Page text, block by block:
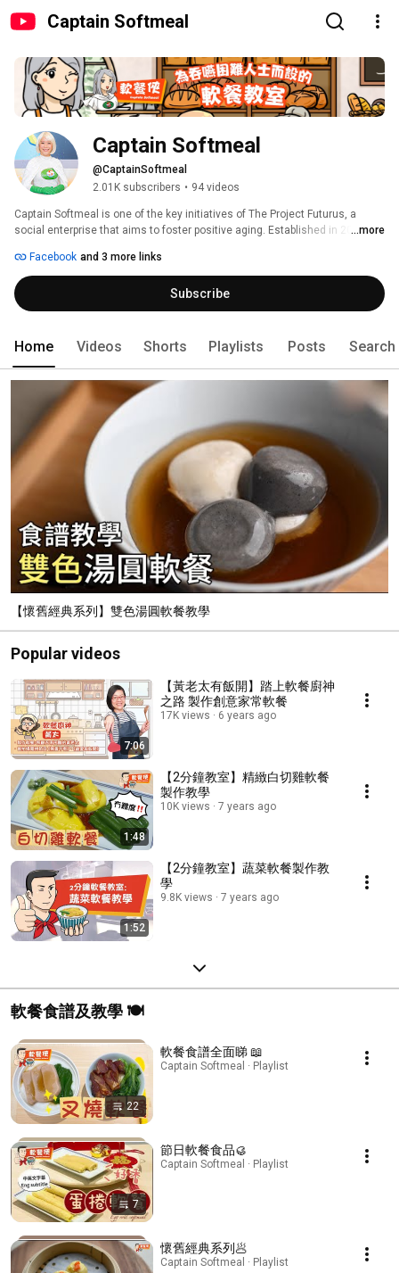
Captain Softmeal
Captain Softmeal
@CaptainSoftmeal
2.01K subscribers • 94 videos
Captain Softmeal is one of the key initiatives of The Project Futurus, a
social enterprise that aims to foster positive aging. Established in 2018,
from swallowing difficulties to live a better life through quality and
nutritious soft diet. We strive to provide carers and family members the
latest information on elderly diet. Subscribe and stay tune!
...more
Facebook and 3 more links
Subscribe
Home Videos Shorts Playlists Posts Search
【懷舊經典系列】雙色湯圓軟餐教學
Popular videos
7:06
【黃老太有飯開】踏上軟餐廚神
之路 製作創意家常軟餐
17K views 6 years ago
1:48
【2分鐘教室】精緻白切雞軟餐
製作教學
10K views 7 years ago
1:52
【2分鐘教室】蔬菜軟餐製作教
學
9.8K views 7 years ago
軟餐食譜及教學 🍽
22
軟餐食譜全面睇 📖
Captain Softmeal · Playlist
7
節日軟餐食品🥮
Captain Softmeal · Playlist
懷舊經典系列🥟
Captain Softmeal · Playlist